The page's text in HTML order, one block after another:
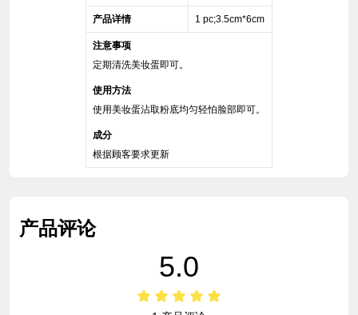
产品详情 1 pc;3.5cm*6cm
注意事项
定期清洗美妆蛋即可。
使用方法
使用美妆蛋沾取粉底均匀轻怕脸部即可。
成分
根据顾客要求更新
产品评论
5.0